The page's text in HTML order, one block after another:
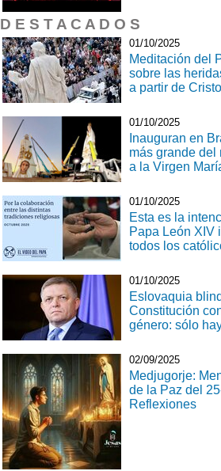
D E S T A C A D O S
01/10/2025
Meditación del
sobre las
a partir de
01/10/2025
Inauguran en
más grande del
a la Virgen
01/10/2025
Esta es la
Papa León XIV
todos los
01/10/2025
Eslovaquia
Constitución
género: sólo
02/09/2025
Medjugorje:
de la Paz del
Reflexiones